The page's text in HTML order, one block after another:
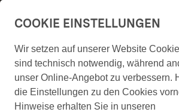
Überspringe Artikel-Bühne
RadKULTUR im
Ostalbkreis
Wonach suchst Du?
COOKIE EINSTELLUNGEN
Wir setzen auf unserer Website
sind technisch notwendig, während
unser Online-Angebot zu verbessern.
die Einstellungen zu den Cookies
Hinweise erhalten Sie in unseren